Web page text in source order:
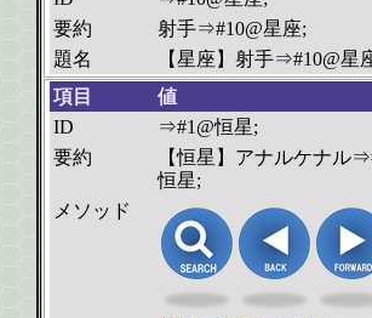
要約
射手⇒#10@星座;
題名
【星座】射手⇒#10@星
項目
値
ID
⇒#1@恒星;
要約
【恒星】アナルケナル
恒星;
メソッド